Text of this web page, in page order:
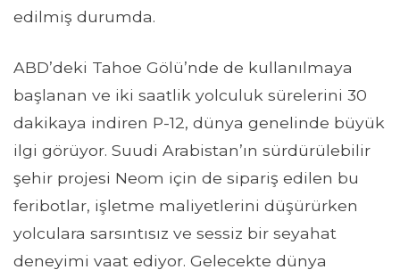
edilmiş durumda.
ABD’deki Tahoe Gölü’nde de kullanılmaya
başlanan ve iki saatlik yolculuk sürelerini 30
dakikaya indiren P-12, dünya genelinde büyük
ilgi görüyor. Suudi Arabistan’ın sürdürülebilir
şehir projesi Neom için de sipariş edilen bu
feribotlar, işletme maliyetlerini düşürürken
yolculara sarsıntısız ve sessiz bir seyahat
deneyimi vaat ediyor. Gelecekte dünya